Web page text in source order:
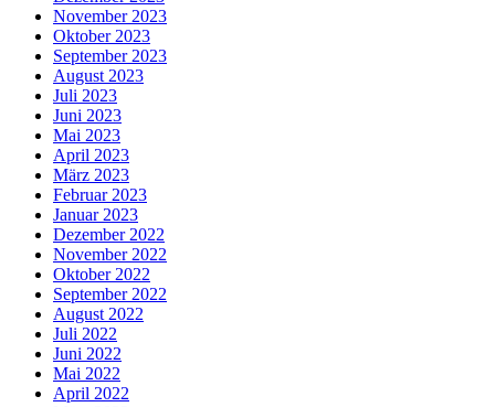
November 2023
Oktober 2023
September 2023
August 2023
Juli 2023
Juni 2023
Mai 2023
April 2023
März 2023
Februar 2023
Januar 2023
Dezember 2022
November 2022
Oktober 2022
September 2022
August 2022
Juli 2022
Juni 2022
Mai 2022
April 2022